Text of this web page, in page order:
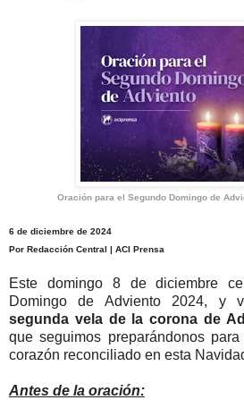
Oración para el Segundo Domingo de
6 de diciembre de 2024
Por Redacción Central | ACI Prensa
Este domingo 8 de diciembre
Domingo de Adviento 2024, y
segunda vela de la corona de
que seguimos preparándonos
corazón reconciliado en esta
Antes de la oración: